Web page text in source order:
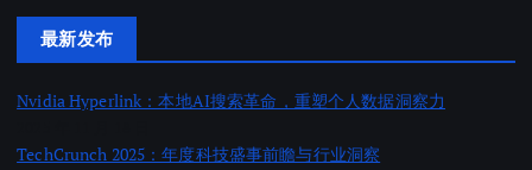
最新发布
Nvidia Hyperlink：本地AI搜索革命，重塑个人数据洞察力
TechCrunch 2025：年度科技盛事前瞻与行业洞察